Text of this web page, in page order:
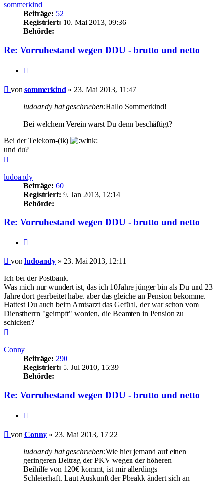
sommerkind
Beiträge: 52
Registriert: 10. Mai 2013, 09:36
Behörde:
Re: Vorruhestand wegen DDU - brutto und netto
Beitrag
von sommerkind » 23. Mai 2013, 11:47
ludoandy hat geschrieben:Hallo Sommerkind!
Bei welchem Verein warst Du denn beschäftigt?
Bei der Telekom-(ik)
und du?
ludoandy
Beiträge: 60
Registriert: 9. Jan 2013, 12:14
Behörde:
Re: Vorruhestand wegen DDU - brutto und netto
Beitrag
von ludoandy » 23. Mai 2013, 12:11
Ich bei der Postbank.
Was mich nur wundert ist, das ich 10Jahre jünger bin als Du und 23
Jahre dort gearbeitet habe, aber das gleiche an Pension bekomme.
Hattest Du auch beim Amtsarzt das Gefühl, der war schon vom
Dienstherrn "geimpft" worden, die Beamten in Pension zu
schicken?
Conny
Beiträge: 290
Registriert: 5. Jul 2010, 15:39
Behörde:
Re: Vorruhestand wegen DDU - brutto und netto
Beitrag
von Conny » 23. Mai 2013, 17:22
ludoandy hat geschrieben:Wie hier jemand auf einen
geringeren Beitrag der PKV wegen der höheren
Beihilfe von 120€ kommt, ist mir allerdings
Schleierhaft. Laut Auskunft der Pbeakk ändert sich an